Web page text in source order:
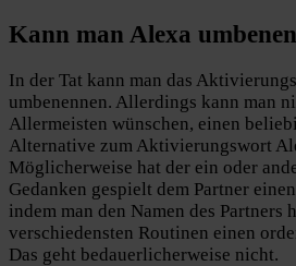
Kann man Alexa
In der Tat kann man das
umbenennen. Allerdings kann man
Allermeisten wünschen, einen
Alternative zum Aktivierungswort
Möglicherweise hat der ein oder
Gedanken gespielt dem Partner
indem man den Namen des Partners
verschiedensten Routinen einen
Das geht bedauerlicherweise nicht.